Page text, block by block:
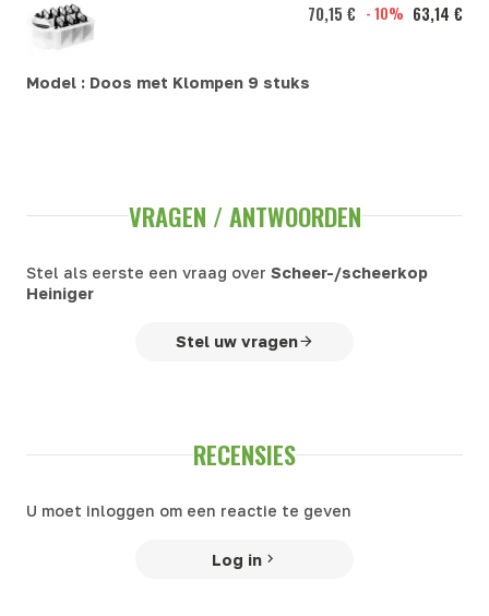
Model : Doos met Klompen 9 stuks
70,15 € - 10% 63,14 €
VRAGEN / ANTWOORDEN
Stel als eerste een vraag over Scheer-/scheerkop
Heiniger
Stel uw vragen
RECENSIES
U moet inloggen om een reactie te geven
Log in